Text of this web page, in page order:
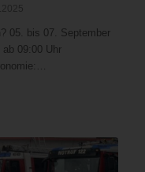
05. bis 07. September
ab 09:00 Uhr